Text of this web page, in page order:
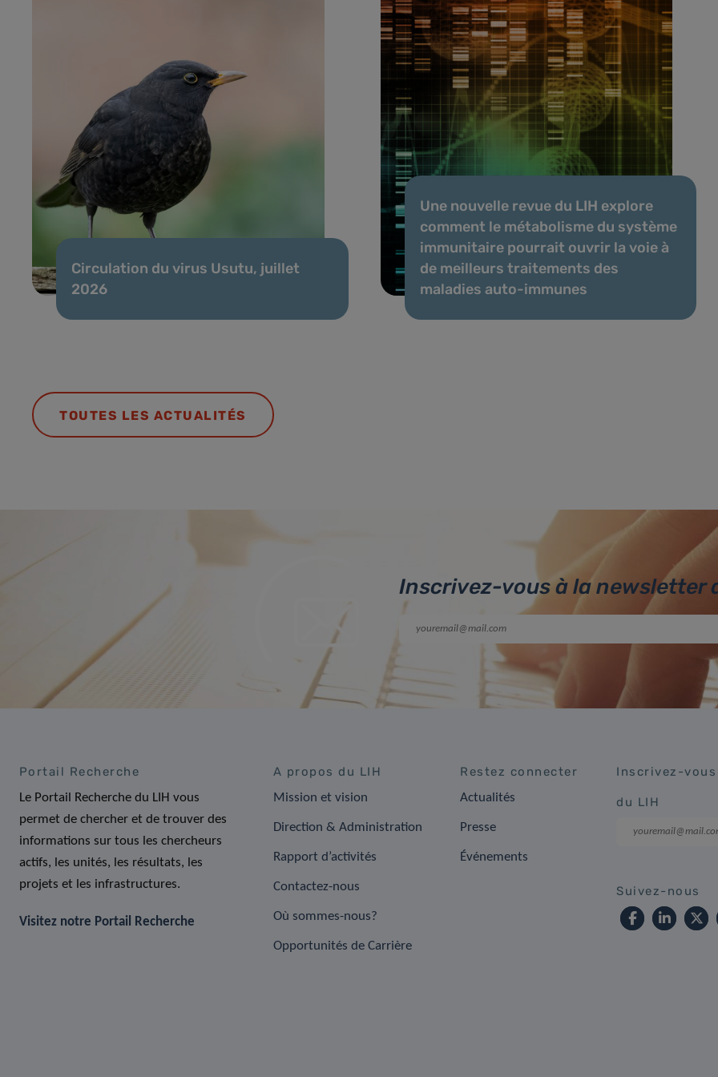
Circulation du virus Usutu, juillet
2026
Une nouvelle revue du LIH explore
comment le métabolisme du système
immunitaire pourrait ouvrir la voie à
de meilleurs traitements des
maladies auto-immunes
TOUTES LES ACTUALITÉS
Inscrivez-vous à la newsletter
Portail Recherche
Le Portail Recherche du LIH vous
permet de chercher et de trouver des
informations sur tous les chercheurs
actifs, les unités, les résultats, les
projets et les infrastructures.
Visitez notre Portail Recherche
A propos du LIH
Mission et vision
Direction & Administration
Rapport d’activités
Contactez-nous
Où sommes-nous?
Opportunités de Carrière
Restez connecter
Actualités
Presse
Événements
Inscrivez-
du LIH
Suivez-nous